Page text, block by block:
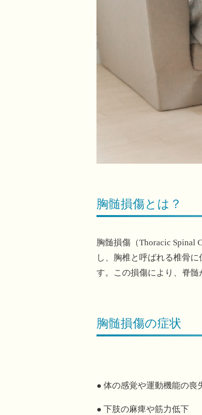
胸髄損傷とは？
胸髄損傷（Thoracic Spinal
し、胸椎と呼ばれる椎骨
す。この損傷により、脊髄
胸髄損傷の症状
● 体の感覚や運動機能の喪
● 下肢の麻痺や筋力低下